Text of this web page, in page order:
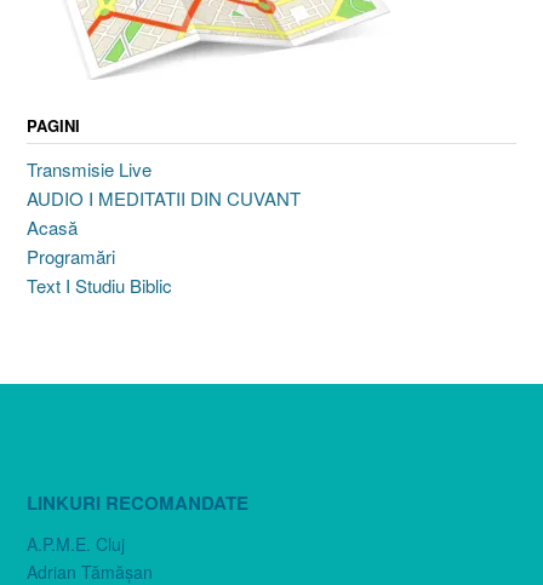
PAGINI
Transmisie Live
AUDIO I MEDITATII DIN CUVANT
Acasă
Programări
Text I Studiu Biblic
LINKURI RECOMANDATE
A.P.M.E. Cluj
Adrian Tămăşan